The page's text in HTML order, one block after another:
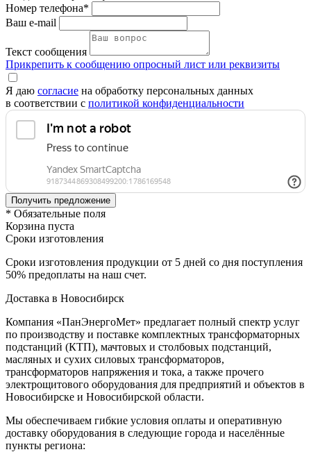
Номер телефона*
Ваш e-mail
Текст сообщения
Прикрепить к сообщению опросный лист или реквизиты
Я даю согласие на обработку персональных данных
в соответствии с политикой конфиденциальности
* Обязательные поля
Корзина пуста
Сроки изготовления
Сроки изготовления продукции от 5 дней со дня поступления
50% предоплаты на наш счет.
Доставка в Новосибирск
Компания «ПанЭнергоМет» предлагает полный спектр услуг
по производству и поставке комплектных трансформаторных
подстанций (КТП), мачтовых и столбовых подстанций,
масляных и сухих силовых трансформаторов,
трансформаторов напряжения и тока, а также прочего
электрощитового оборудования для предприятий и объектов в
Новосибирске и Новосибирской области.
Мы обеспечиваем гибкие условия оплаты и оперативную
доставку оборудования в следующие города и населённые
пункты региона: